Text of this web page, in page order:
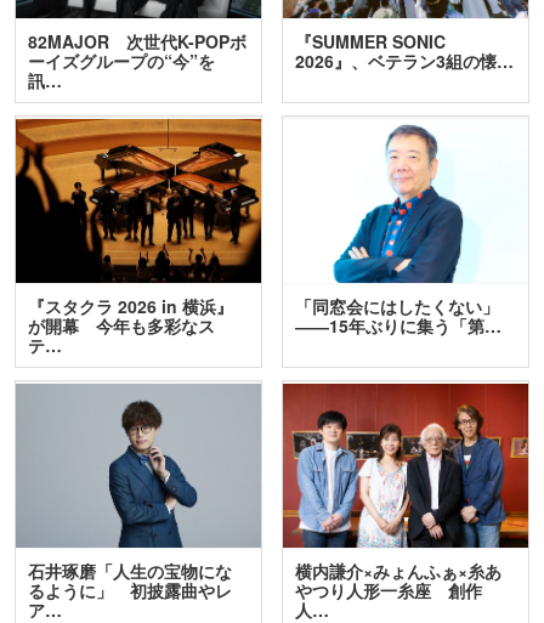
82MAJOR 次世代K-POPボ
ーイズグループの“今”を
訊…
『SUMMER SONIC
2026』、ベテラン3組の懐…
『スタクラ 2026 in 横浜』
が開幕 今年も多彩なス
テ…
「同窓会にはしたくない」
――15年ぶりに集う「第…
石井琢磨「人生の宝物にな
るように」 初披露曲やレ
ア…
横内謙介×みょんふぁ×糸あ
やつり人形一糸座 創作
人…